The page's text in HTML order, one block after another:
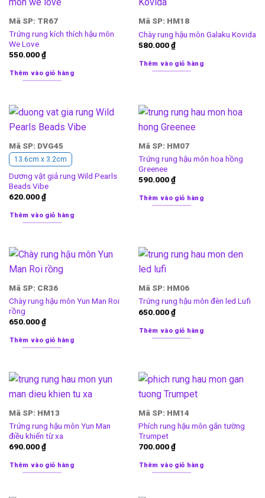
Mã SP: TR67
Trứng rung kích thích hậu môn
We Love
550.000₫
Thêm vào giỏ hàng
Mã SP: HM18
Chày rung hậu môn Galaku Kovida
580.000₫
Thêm vào giỏ hàng
Mã SP: DVG45
13.6cm x 3.2cm
Dương vật giả rung Wild Pearls
Beads Vibe
620.000₫
Thêm vào giỏ hàng
Mã SP: HM07
Trứng rung hậu môn hoa hồng
Greenee
590.000₫
Thêm vào giỏ hàng
Mã SP: CR36
Chày rung hậu môn Yun Man Roi
rồng
650.000₫
Thêm vào giỏ hàng
Mã SP: HM06
Trứng rung hậu môn đèn led Lufi
650.000₫
Thêm vào giỏ hàng
Mã SP: HM13
Trứng rung hậu môn Yun Man
điều khiển từ xa
690.000₫
Thêm vào giỏ hàng
Mã SP: HM14
Phích rung hậu môn gắn tường
Trumpet
700.000₫
Thêm vào giỏ hàng